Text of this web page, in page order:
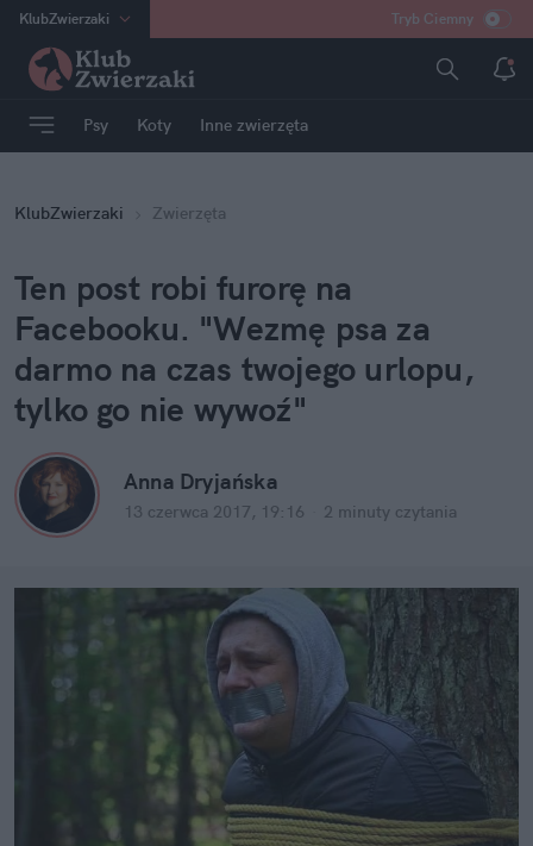
KlubZwierzaki
na:Temat
INN:Poland
ASZ:dziennik
dad :HERO
Tryb Ciemny
Psy Koty Inne zwierzęta
KlubZwierzaki Zwierzęta
Ten post robi furorę na
Facebooku. "Wezmę psa za
darmo na czas twojego urlopu,
tylko go nie wywoź"
Anna Dryjańska
13 czerwca 2017, 19:16 2 minuty czytania